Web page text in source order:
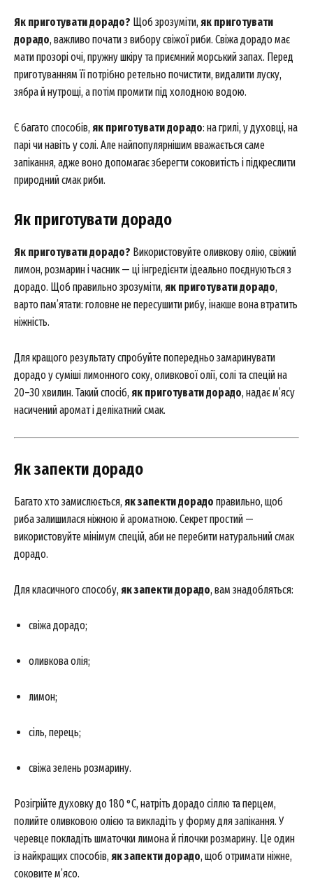
Як приготувати дорадо? Щоб зрозуміти, як приготувати
дорадо, важливо почати з вибору свіжої риби. Свіжа дорадо має
мати прозорі очі, пружну шкіру та приємний морський запах. Перед
приготуванням її потрібно ретельно почистити, видалити луску,
зябра й нутрощі, а потім промити під холодною водою.
Є багато способів, як приготувати дорадо: на грилі, у духовці, на
парі чи навіть у солі. Але найпопулярнішим вважається саме
запікання, адже воно допомагає зберегти соковитість і підкреслити
природний смак риби.
Як приготувати дорадо
Як приготувати дорадо? Використовуйте оливкову олію, свіжий
лимон, розмарин і часник — ці інгредієнти ідеально поєднуються з
дорадо. Щоб правильно зрозуміти, як приготувати дорадо,
варто пам’ятати: головне не пересушити рибу, інакше вона втратить
ніжність.
Для кращого результату спробуйте попередньо замаринувати
дорадо у суміші лимонного соку, оливкової олії, солі та спецій на
20–30 хвилин. Такий спосіб, як приготувати дорадо, надає м’ясу
насичений аромат і делікатний смак.
Як запекти дорадо
Багато хто замислюється, як запекти дорадо правильно, щоб
риба залишилася ніжною й ароматною. Секрет простий —
використовуйте мінімум спецій, аби не перебити натуральний смак
дорадо.
Для класичного способу, як запекти дорадо, вам знадобляться:
свіжа дорадо;
оливкова олія;
лимон;
сіль, перець;
свіжа зелень розмарину.
Розігрійте духовку до 180 °C, натріть дорадо сіллю та перцем,
полийте оливковою олією та викладіть у форму для запікання. У
черевце покладіть шматочки лимона й гілочки розмарину. Це один
із найкращих способів, як запекти дорадо, щоб отримати ніжне,
соковите м’ясо.